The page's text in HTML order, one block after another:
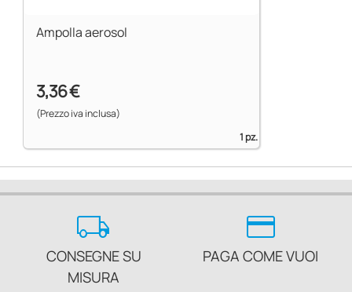
Ampolla aerosol
3,36 €
(Prezzo iva inclusa)
1 pz.
local_shipping
CONSEGNE SU
MISURA
credit_card
PAGA COME VUOI